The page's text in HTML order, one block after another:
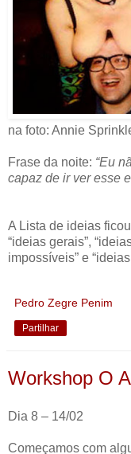
na foto: Annie
Frase da noite: “Eu
capaz de ir ver esse
A Lista de ideias ficou
“ideias gerais”,
impossíveis” e
Pedro Zegre Penim
Partilhar
Workshop O
Dia 8 – 14/02
Começamos com